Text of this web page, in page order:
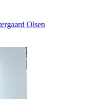
Olsen